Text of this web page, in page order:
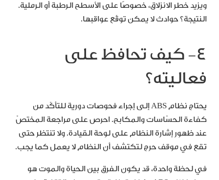
ويزيد خطر الانزلاق، خصوصًا على الأسطح الرطبة أو الرملية.
النتيجة؟ حوادث لا يمكن توقّع عواقبها.
٤- كيف تحافظ على
فعاليته؟
يحتاج نظام ABS إلى إجراء فحوصات دورية للتأكّد من
كفاءة الحسّاسات والمكابح. احرص على مراجعة المختصّ
عند ظهور إشارة النظام على لوحة القيادة. ولا تنتظر حتى
تقع في موقف حرج لتكتشف أن النظام لا يعمل كما يجب.
في لحظة واحدة، قد يكون الفرق بين الحياة والموت هو